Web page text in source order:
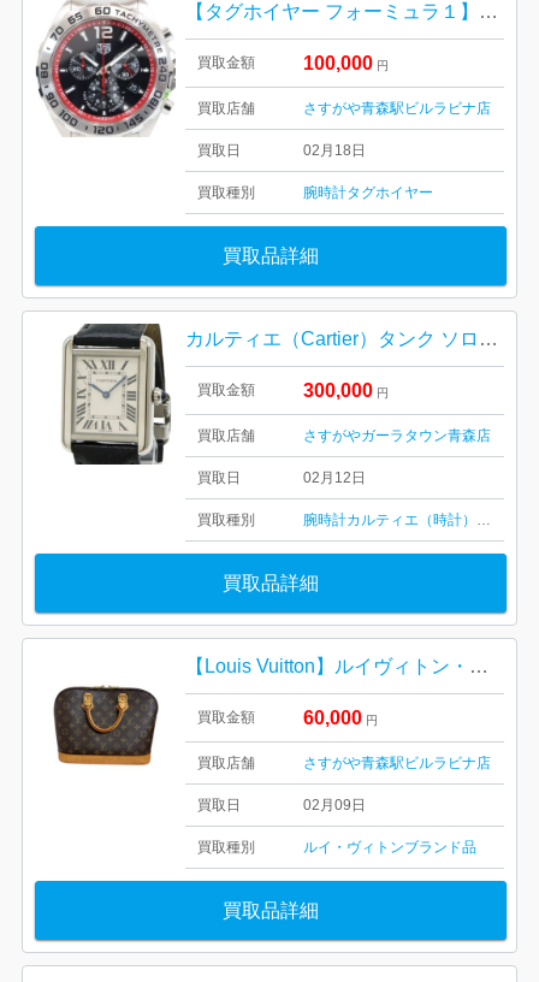
【タグホイヤー フォーミュラ１】クォーツ クロノグラフ/時計・ブランド・タグホイヤー・メンズ・レディース
買取金額 100,000 円
買取店舗 さすがや青森駅ビルラビナ店
買取日 02月18日
買取種別 腕時計タグホイヤー
買取品詳細
カルティエ（Cartier）タンク ソロ（Tank Solo）レディース クォーツ
買取金額 300,000 円
買取店舗 さすがやガーラタウン青森店
買取日 02月12日
買取種別 腕時計カルティエ（時計） ブランド
買取品詳細
【Louis Vuitton】ルイヴィトン・アルマPM・モノグラム・M51130・: PVCコーティングキャンバス、レザー (ヌメ革)
買取金額 60,000 円
買取店舗 さすがや青森駅ビルラビナ店
買取日 02月09日
買取種別 ルイ・ヴィトンブランド品
買取品詳細